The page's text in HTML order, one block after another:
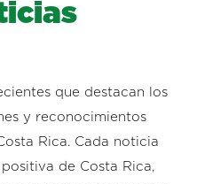
que destacan los
y reconocimientos
Rica. Cada noticia
de Costa Rica,